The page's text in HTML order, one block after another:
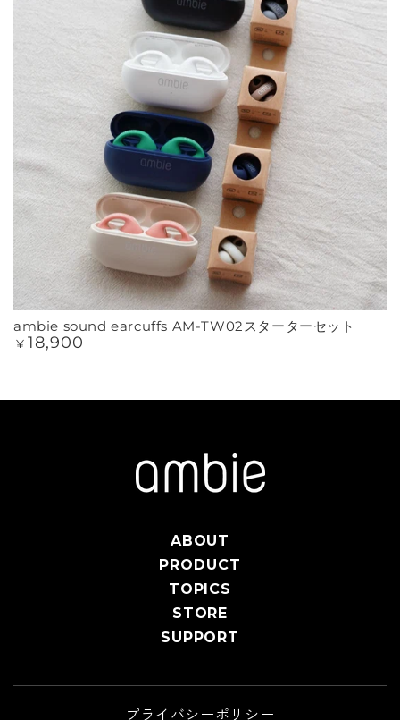
ambie sound earcuffs AM-TW02スターターセット
定
¥ 18,900
ABOUT
PRODUCT
TOPICS
STORE
SUPPORT
プライバシーポリシー